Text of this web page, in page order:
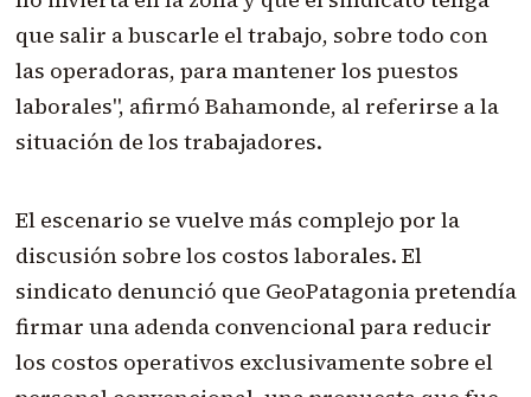
que salir a buscarle el trabajo, sobre todo con
las operadoras, para mantener los puestos
laborales", afirmó Bahamonde, al referirse a la
situación de los trabajadores.
El escenario se vuelve más complejo por la
discusión sobre los costos laborales. El
sindicato denunció que GeoPatagonia pretendía
firmar una adenda convencional para reducir
los costos operativos exclusivamente sobre el